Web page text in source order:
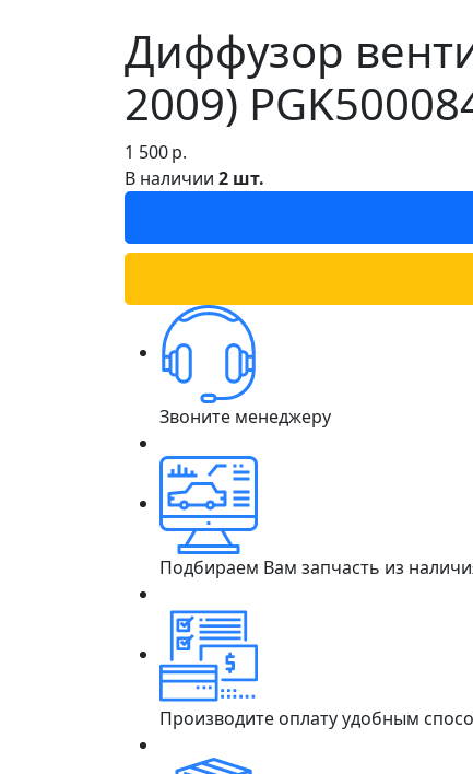
Диффузор
2009)
1 500р.
В наличии 2 шт.
Звоните менеджеру
Подбираем Вам запчасть из
Производите оплату удобным